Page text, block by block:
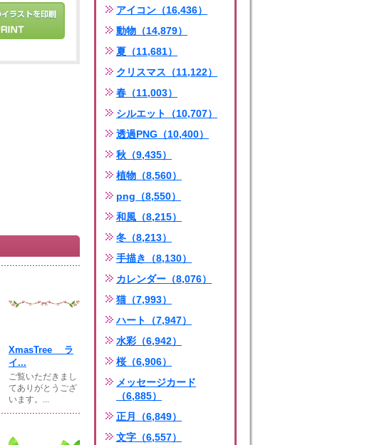
XmasTree ラ
イ...
ご覧いただきまし
てありがとうござ
います。...
アイコン（16,436）
動物（14,879）
夏（11,681）
クリスマス（11,122）
春（11,003）
シルエット（10,707）
透過PNG（10,400）
秋（9,435）
植物（8,560）
png（8,550）
和風（8,215）
冬（8,213）
手描き（8,130）
カレンダー（8,076）
猫（7,993）
ハート（7,947）
水彩（6,942）
桜（6,906）
メッセージカード
（6,885）
正月（6,849）
文字（6,557）